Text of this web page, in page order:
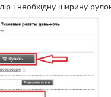
і необхідну ширину